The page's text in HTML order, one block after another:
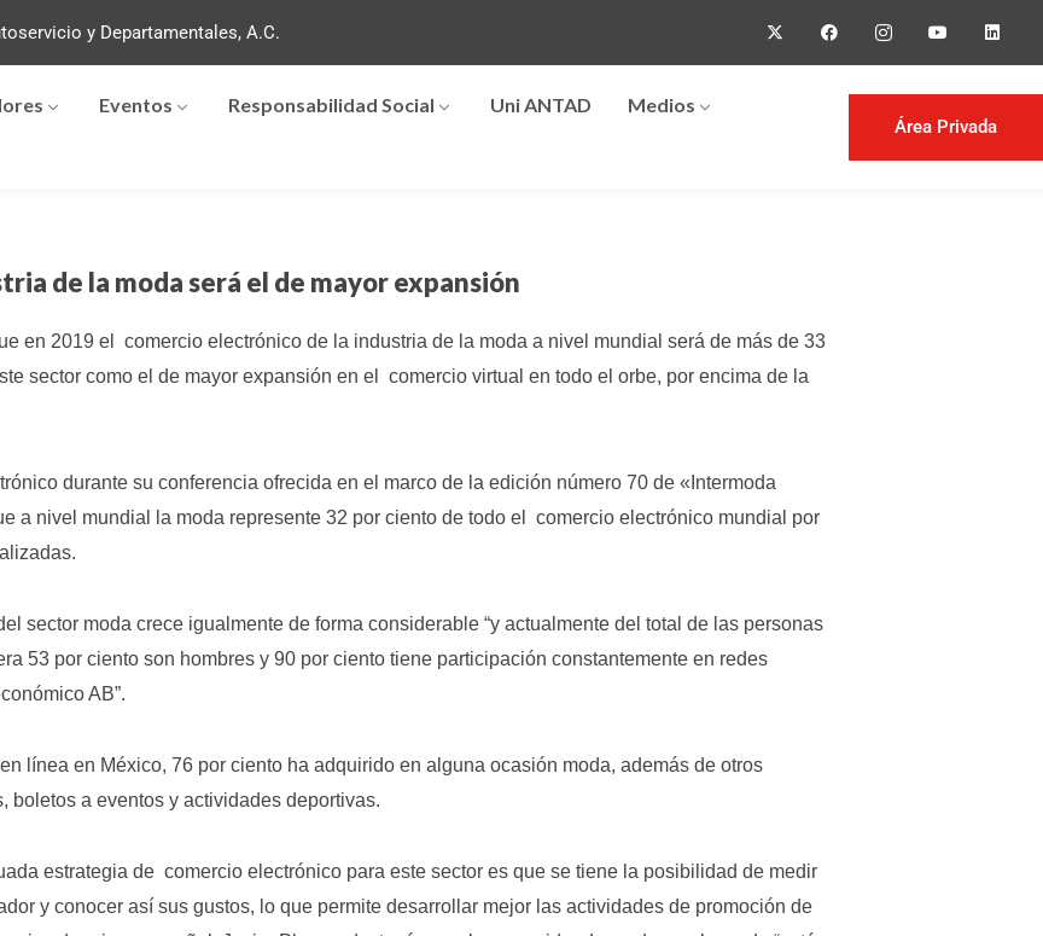
y Departamentales, A.C.
Eventos Responsabilidad Social Uni ANTAD
Medios
Área Privada
de la moda será el de mayor expansión
en 2019 el comercio electrónico de la industria de la moda a nivel mundial será de más de 33
sector como el de mayor expansión en el comercio virtual en todo el orbe, por encima de la
durante su conferencia ofrecida en el marco de la edición número 70 de «Intermoda
a nivel mundial la moda represente 32 por ciento de todo el comercio electrónico mundial por
sector moda crece igualmente de forma considerable “y actualmente del total de las personas
53 por ciento son hombres y 90 por ciento tiene participación constantemente en redes
AB”.
línea en México, 76 por ciento ha adquirido en alguna ocasión moda, además de otros
boletos a eventos y actividades deportivas.
estrategia de comercio electrónico para este sector es que se tiene la posibilidad de medir
y conocer así sus gustos, lo que permite desarrollar mejor las actividades de promoción de